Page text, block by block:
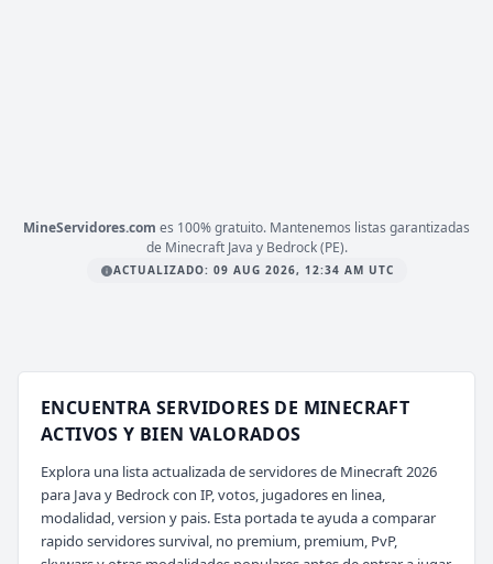
MineServidores.com es 100% gratuito. Mantenemos listas garantizadas
de Minecraft Java y Bedrock (PE).
ACTUALIZADO: 09 AUG 2026, 12:34 AM UTC
ENCUENTRA SERVIDORES DE MINECRAFT
ACTIVOS Y BIEN VALORADOS
Explora una lista actualizada de servidores de Minecraft 2026
para Java y Bedrock con IP, votos, jugadores en linea,
modalidad, version y pais. Esta portada te ayuda a comparar
rapido servidores survival, no premium, premium, PvP,